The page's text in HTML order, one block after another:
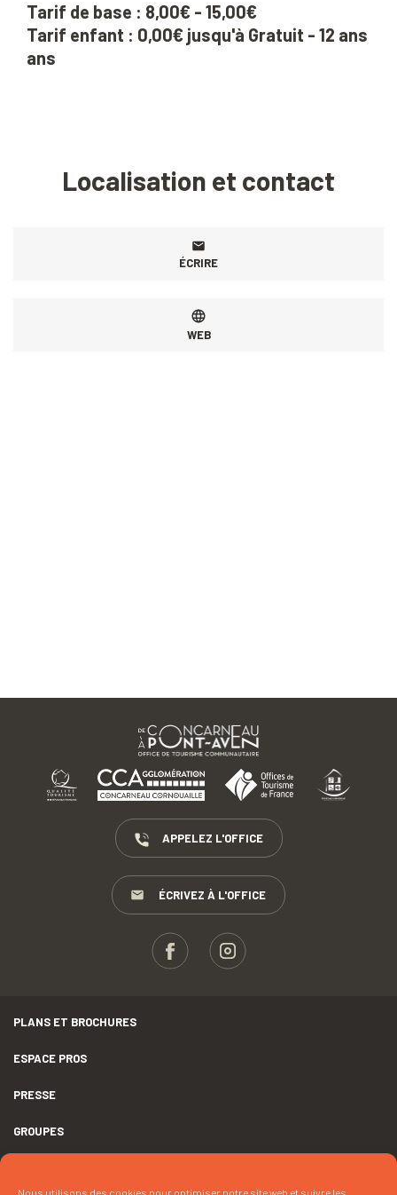
Nous utilisons des cookies pour optimiser notre site web et suivre les
Tarif de base : 8,00€ - 15,00€
Tarif enfant : 0,00€ jusqu'à Gratuit - 12 ans
ans
Localisation et contact
ÉCRIRE
WEB
APPELEZ L'OFFICE
ÉCRIVEZ À L'OFFICE
PLANS ET BROCHURES
ESPACE PROS
PRESSE
GROUPES